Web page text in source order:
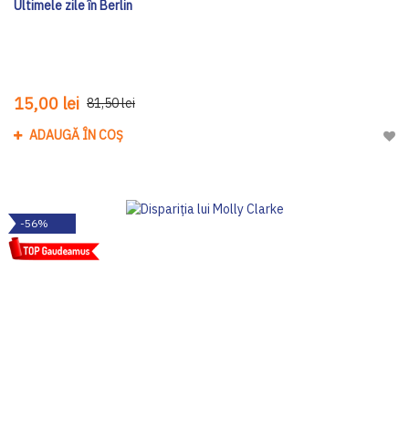
Ultimele zile în Berlin
15,00 lei 81,50 lei
ADAUGĂ ÎN COȘ
-56%